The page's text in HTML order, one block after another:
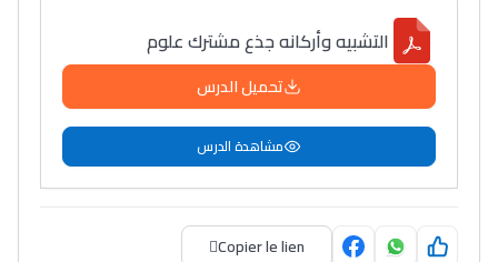
التشبيه وأركانه جذع مشترك علوم
تحميل الدرس
مشاهدة الدرس
Copier le lien